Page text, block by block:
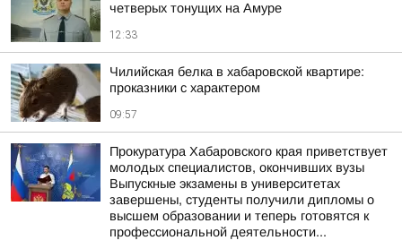
четверых тонущих на Амуре
12:33
Чилийская белка в хабаровской квартире:
проказники с характером
09:57
Прокуратура Хабаровского края приветствует
молодых специалистов, окончивших вузы
Выпускные экзамены в университетах
завершены, студенты получили дипломы о
высшем образовании и теперь готовятся к
профессиональной деятельности...